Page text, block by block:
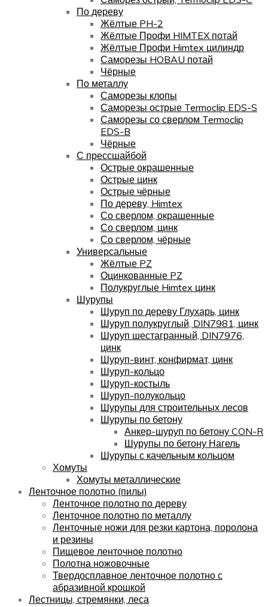
По дереву
Жёлтые PH-2
Жёлтые Профи HIMTEX потай
Жёлтые Профи Himtex цилиндр
Саморезы HOBAU потай
Чёрные
По металлу
Саморезы клопы
Саморезы острые Termoclip EDS-S
Саморезы со сверлом Termoclip
EDS-B
Чёрные
С прессшайбой
Острые окрашенные
Острые цинк
Острые чёрные
По дереву, Himtex
Со сверлом, окрашенные
Со сверлом, цинк
Со сверлом, чёрные
Универсальные
Жёлтые PZ
Оцинкованные PZ
Полукруглые Himtex цинк
Шурупы
Шуруп по дереву Глухарь, цинк
Шуруп полукруглый, DIN7981, цинк
Шуруп шестагранный, DIN7976,
цинк
Шуруп-винт, конфирмат, цинк
Шуруп-кольцо
Шуруп-костыль
Шуруп-полукольцо
Шурупы для строительных лесов
Шурупы по бетону
Анкер-шуруп по бетону CON-R
Шурупы по бетону Нагель
Шурупы с качельным кольцом
Хомуты
Хомуты металлические
Ленточное полотно (пилы)
Ленточное полотно по дереву
Ленточное полотно по металлу
Ленточные ножи для резки картона, поролона
и резины
Пищевое ленточное полотно
Полотна ножовочные
Твердосплавное ленточное полотно с
абразивной крошкой
Лестницы, стремянки, леса